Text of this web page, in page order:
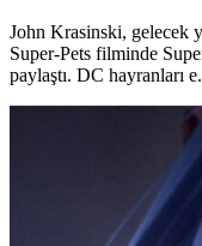
John Krasinski, gelecek
Super-Pets filminde
paylaştı. DC hayranları